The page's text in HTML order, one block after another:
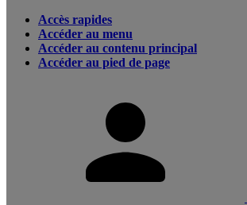
Accès rapides
Accéder au menu
Accéder au contenu principal
Accéder au pied de page